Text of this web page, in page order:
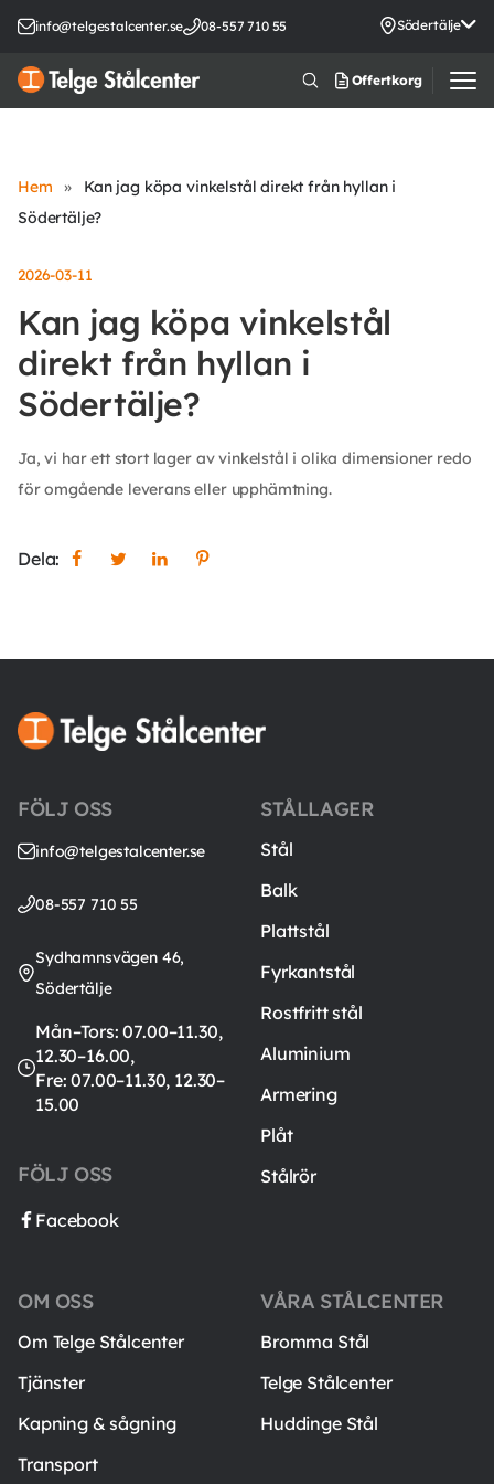
info@telgestalcenter.se 08-557 710 55 Södertälje
Offertkorg
Hem »
Kan jag köpa vinkelstål direkt från hyllan i
Södertälje?
2026-03-11
Kan jag köpa vinkelstål
direkt från hyllan i
Södertälje?
Ja, vi har ett stort lager av vinkelstål i olika dimensioner redo
för omgående leverans eller upphämtning.
Dela:
FÖLJ OSS
info@telgestalcenter.se
08-557 710 55
Sydhamnsvägen 46,
Södertälje
Mån–Tors: 07.00–11.30,
12.30–16.00,
Fre: 07.00–11.30, 12.30–
15.00
FÖLJ OSS
Facebook
STÅLLAGER
Stål
Balk
Plattstål
Fyrkantstål
Rostfritt stål
Aluminium
Armering
Plåt
Stålrör
VÅRA STÅLCENTER
Bromma Stål
Telge Stålcenter
Huddinge Stål
OM OSS
Om Telge Stålcenter
Tjänster
Kapning & sågning
Transport